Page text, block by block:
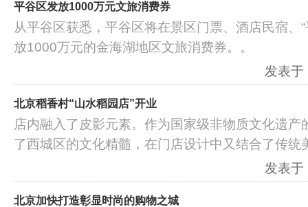
平谷区发放1000万元文旅消费券
从平谷区获悉，平谷区将在景区门票、酒店民宿、
放1000万元的金海湖地区文旅消费券。。
发表
北京稻香村“山水稻园店”开业
店内融入了皮影元素。作为国家级非物质文化遗产
了西城区的文化精髓，在门店设计中又结合了传统
发表
北京加快打造彰显时尚的购物之城